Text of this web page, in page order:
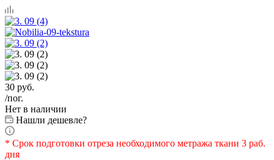
30 руб.
/пог.
Нет в наличии
Нашли дешевле?
* Срок подготовки отреза необходимого метража ткани 3 раб.
дня